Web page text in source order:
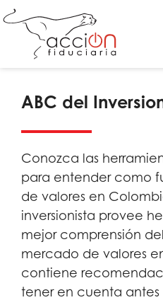
ABC del
Conozca las
para entender como
de valores en
inversionista provee
mejor comprensión
mercado de valores
contiene
tener en cuenta antes